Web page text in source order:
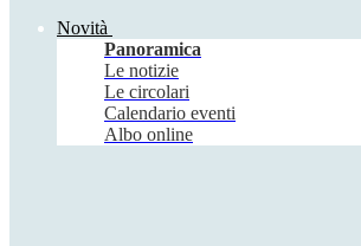
Novità
Panoramica
Le notizie
Le circolari
Calendario eventi
Albo online